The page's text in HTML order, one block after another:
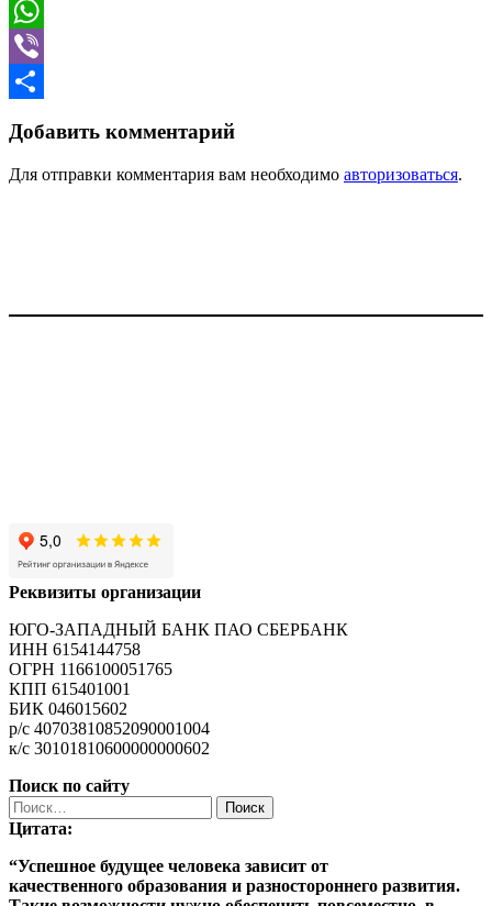
Telegram
WhatsApp
Viber
Добавить комментарий
Для отправки комментария вам необходимо авторизоваться.
Реквизиты организации
ЮГО-ЗАПАДНЫЙ БАНК ПАО СБЕРБАНК
ИНН 6154144758
ОГРН 1166100051765
КПП 615401001
БИК 046015602
р/с 40703810852090001004
к/с 30101810600000000602
Поиск по сайту
Найти:
Цитата:
“Успешное будущее человека зависит от
качественного образования и разностороннего развития.